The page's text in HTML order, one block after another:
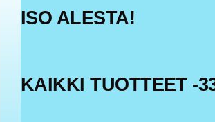
ISO ALESTA!
KAIKKI TUOTTEET -